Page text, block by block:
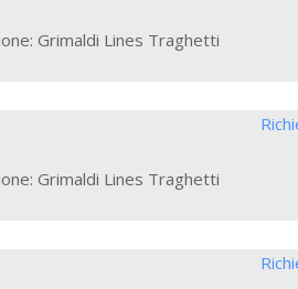
Grimaldi Lines Traghetti
Grimaldi Lines Traghetti